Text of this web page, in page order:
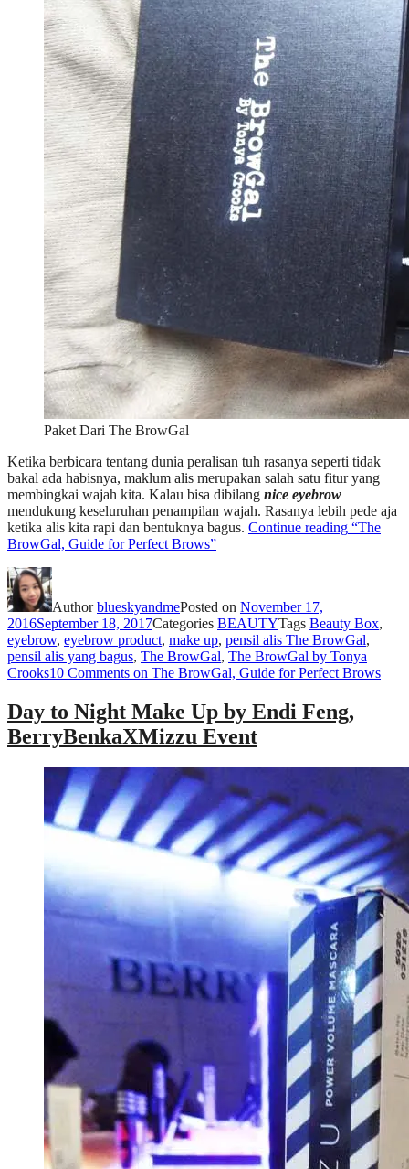
Paket Dari The BrowGal
Ketika berbicara tentang dunia peralisan tuh rasanya seperti tidak
bakal ada habisnya, maklum alis merupakan salah satu fitur yang
membingkai wajah kita. Kalau bisa dibilang nice eyebrow
mendukung keseluruhan penampilan wajah. Rasanya lebih pede aja
ketika alis kita rapi dan bentuknya bagus. Continue reading “The
BrowGal, Guide for Perfect Brows”
AuthorblueskyandmePosted on November 17,
2016September 18, 2017Categories BEAUTYTags Beauty Box,
eyebrow, eyebrow product, make up, pensil alis The BrowGal,
pensil alis yang bagus, The BrowGal, The BrowGal by Tonya
Crooks10 Comments on The BrowGal, Guide for Perfect Brows
Day to Night Make Up by Endi Feng,
BerryBenkaXMizzu Event